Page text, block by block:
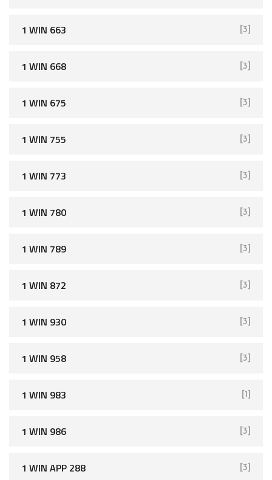
1 WIN 663 [3]
1 WIN 668 [3]
1 WIN 675 [3]
1 WIN 755 [3]
1 WIN 773 [3]
1 WIN 780 [3]
1 WIN 789 [3]
1 WIN 872 [3]
1 WIN 930 [3]
1 WIN 958 [3]
1 WIN 983 [1]
1 WIN 986 [3]
1 WIN APP 288 [3]